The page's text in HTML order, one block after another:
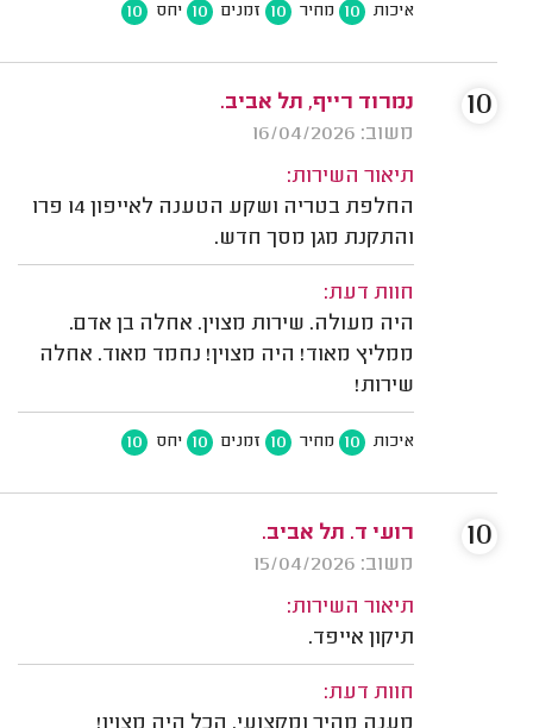
איכות 10 מחיר 10 זמנים 10 יחס 10
נמרוד רייף, תל אביב.
משוב: 16/04/2026
תיאור השירות:
החלפת בטריה ושקע הטענה לאייפון 14 פרו
והתקנת מגן מסך חדש.
חוות דעת:
היה מעולה. שירות מצוין. אחלה בן אדם.
ממליץ מאוד! היה מצוין! נחמד מאוד. אחלה
שירות!
איכות 10 מחיר 10 זמנים 10 יחס 10
10
רועי ד. תל אביב.
משוב: 15/04/2026
תיאור השירות:
תיקון אייפד.
חוות דעת:
10